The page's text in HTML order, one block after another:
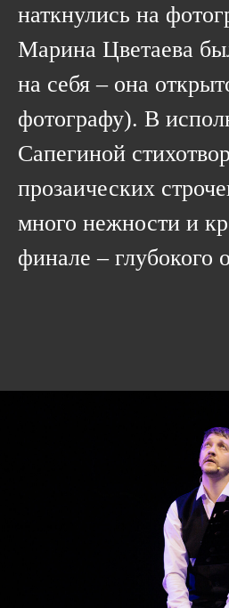
наткнулись на
Марина Цветаева
на себя – она
фотографу). В
Сапегиной
прозаических
много нежности и
финале – глубокого